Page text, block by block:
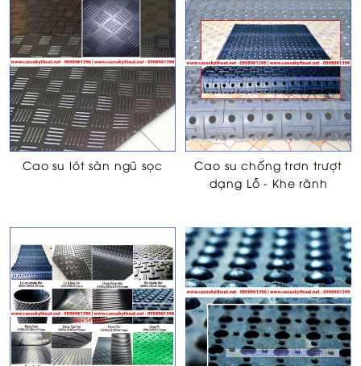
Cao su lót sàn ngũ sọc
Cao su chống trơn trượt
dạng Lỗ - Khe rãnh